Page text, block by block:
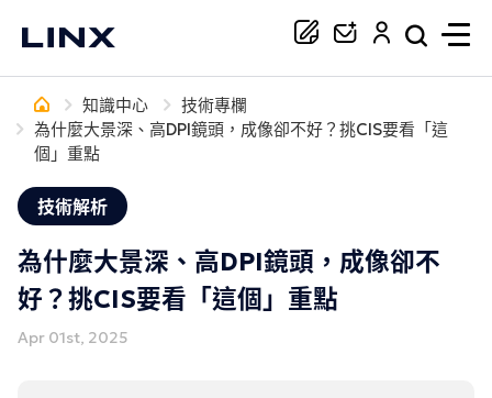
你正在尋找協助嗎？
知識中心
技術專欄
為什麼大景深、高DPI鏡頭，成像卻不好？挑CIS要看「這
個」重點
技術解析
為什麼大景深、高DPI鏡頭，成像卻不
好？挑CIS要看「這個」重點
Apr 01st, 2025